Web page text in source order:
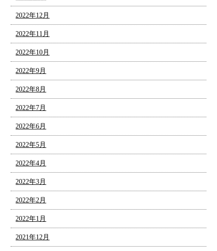
2022年12月
2022年11月
2022年10月
2022年9月
2022年8月
2022年7月
2022年6月
2022年5月
2022年4月
2022年3月
2022年2月
2022年1月
2021年12月